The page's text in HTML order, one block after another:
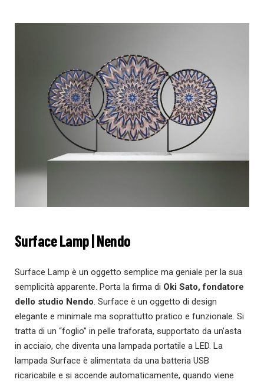
Surface Lamp | Nendo
Surface Lamp è un oggetto semplice ma geniale per la sua
semplicità apparente. Porta la firma di Oki Sato, fondatore
dello studio Nendo. Surface è un oggetto di design
elegante e minimale ma soprattutto pratico e funzionale. Si
tratta di un “foglio” in pelle traforata, supportato da un’asta
in acciaio, che diventa una lampada portatile a LED. La
lampada Surface è alimentata da una batteria USB
ricaricabile e si accende automaticamente, quando viene